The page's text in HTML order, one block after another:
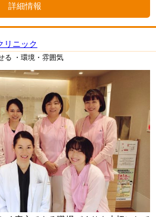
詳細情報
リニック
る ・環境・雰囲気